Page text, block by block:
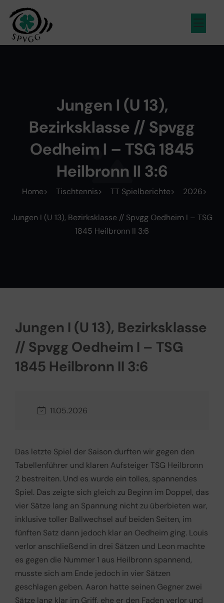
springen
Jungen I (U 13),
Bezirksklasse // Spvgg
Oedheim I – TSG 1845
Heilbronn II 3:6
Home Tischtennis TT Spielberichte 2026
Jungen I (U 13), Bezirksklasse // Spvgg Oedheim I – TSG
1845 Heilbronn II 3:6
Jungen I (U 13), Bezirksklasse
// Spvgg Oedheim I – TSG
1845 Heilbronn II 3:6
11.05.2026
Das letzte Spiel der Saison durften wir gegen den
Tabellenführer und klaren Aufsteiger TSG Heilbronn
2 bestreiten. Und es wurde ein tolles, spannendes
Spiel. Das zeigte sich gleich zu Beginn im Doppel, das
vier Sätze lang an Spannung nicht zu überbieten war,
inklusive toller Ballwechsel auf beiden Seiten, im
fünften Satz dann jedoch klar an Oedheim ging. Louis
verlor anschließend in drei Sätzen und Leon machte
es gegen die Nummer 1 aus Heilbronn spannend,
musste sich am Ende jedoch in vier Sätzen
geschlagen geben. Aaron hatte seinen Gegner zwei
Sätze lang klar im Griff, ehe er den Faden verlor und